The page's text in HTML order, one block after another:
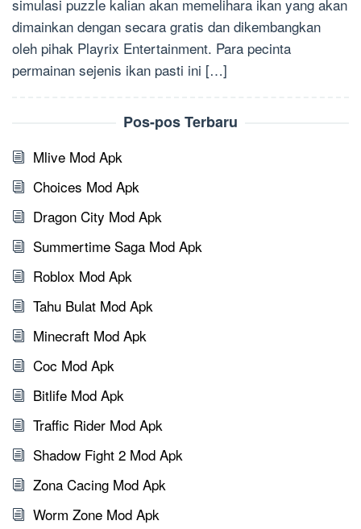
simulasi puzzle kalian akan memelihara ikan yang akan
dimainkan dengan secara gratis dan dikembangkan
oleh pihak Playrix Entertainment. Para pecinta
permainan sejenis ikan pasti ini […]
Pos-pos Terbaru
Mlive Mod Apk
Choices Mod Apk
Dragon City Mod Apk
Summertime Saga Mod Apk
Roblox Mod Apk
Tahu Bulat Mod Apk
Minecraft Mod Apk
Coc Mod Apk
Bitlife Mod Apk
Traffic Rider Mod Apk
Shadow Fight 2 Mod Apk
Zona Cacing Mod Apk
Worm Zone Mod Apk